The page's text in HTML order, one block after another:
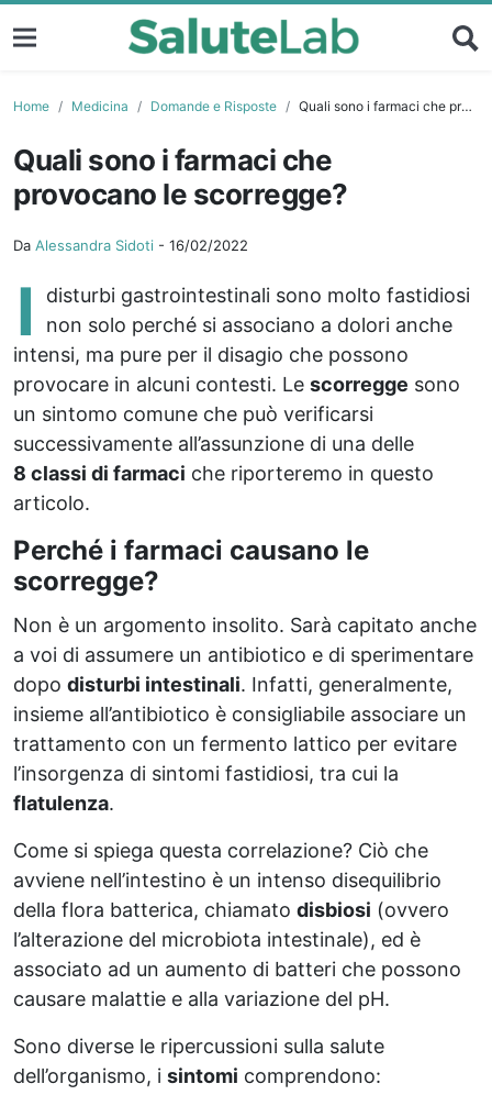
Home Medicina Domande e Risposte Quali sono i farmaci che provocano le scorregge?
Quali sono i farmaci che
provocano le scorregge?
Da Alessandra Sidoti - 16/02/2022
I
disturbi gastrointestinali sono molto fastidiosi
non solo perché si associano a dolori anche
intensi, ma pure per il disagio che possono
provocare in alcuni contesti. Le scorregge sono
un sintomo comune che può verificarsi
successivamente all’assunzione di una delle
8 classi di farmaci che riporteremo in questo
articolo.
Perché i farmaci causano le
scorregge?
Non è un argomento insolito. Sarà capitato anche
a voi di assumere un antibiotico e di sperimentare
dopo disturbi intestinali. Infatti, generalmente,
insieme all’antibiotico è consigliabile associare un
trattamento con un fermento lattico per evitare
l’insorgenza di sintomi fastidiosi, tra cui la
flatulenza.
Come si spiega questa correlazione? Ciò che
avviene nell’intestino è un intenso disequilibrio
della flora batterica, chiamato disbiosi (ovvero
l’alterazione del microbiota intestinale), ed è
associato ad un aumento di batteri che possono
causare malattie e alla variazione del pH.
Sono diverse le ripercussioni sulla salute
dell’organismo, i sintomi comprendono: